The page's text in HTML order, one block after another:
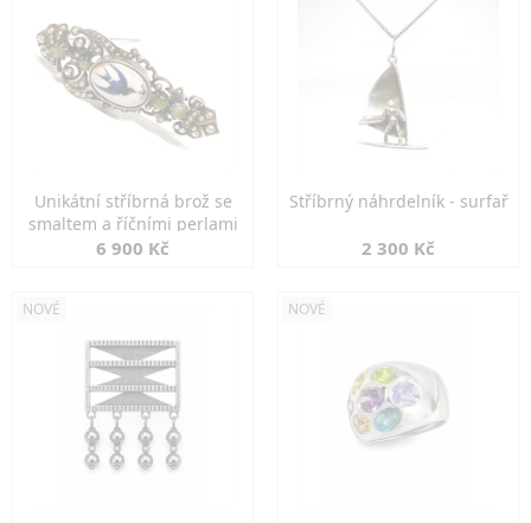
Unikátní stříbrná brož se
smaltem a říčními perlami
6 900 Kč
Stříbrný náhrdelník - surfař
2 300 Kč
NOVÉ NOVÉ